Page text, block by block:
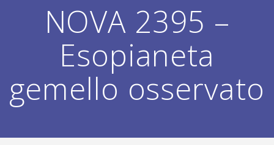
NOVA 2395 –
Esopianeta
gemello osservato